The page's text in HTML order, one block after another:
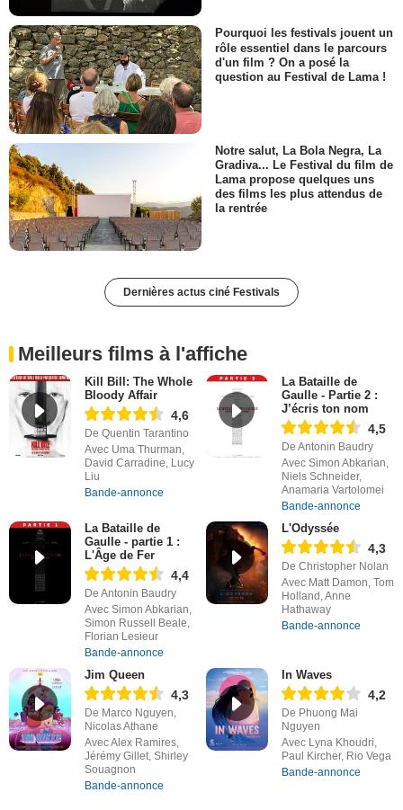
Pourquoi les festivals jouent un
rôle essentiel dans le parcours
d'un film ? On a posé la
question au Festival de Lama !
Notre salut, La Bola Negra, La
Gradiva... Le Festival du film de
Lama propose quelques uns
des films les plus attendus de
la rentrée
Dernières actus ciné Festivals
Meilleurs films à l'affiche
Kill Bill: The Whole
Bloody Affair
4,6
De Quentin Tarantino
Avec Uma Thurman,
David Carradine, Lucy
Liu
Bande-annonce
La Bataille de
Gaulle - Partie 2 :
J’écris ton nom
4,5
De Antonin Baudry
Avec Simon Abkarian,
Niels Schneider,
Anamaria Vartolomei
Bande-annonce
La Bataille de
Gaulle - partie 1 :
L'Âge de Fer
4,4
De Antonin Baudry
Avec Simon Abkarian,
Simon Russell Beale,
Florian Lesieur
Bande-annonce
L'Odyssée
4,3
De Christopher Nolan
Avec Matt Damon, Tom
Holland, Anne
Hathaway
Bande-annonce
Jim Queen
4,3
De Marco Nguyen,
Nicolas Athane
Avec Alex Ramires,
Jérémy Gillet, Shirley
Souagnon
Bande-annonce
In Waves
4,2
De Phuong Mai
Nguyen
Avec Lyna Khoudri,
Paul Kircher, Rio Vega
Bande-annonce